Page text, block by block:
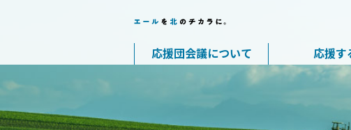
応援団会議について 応援す